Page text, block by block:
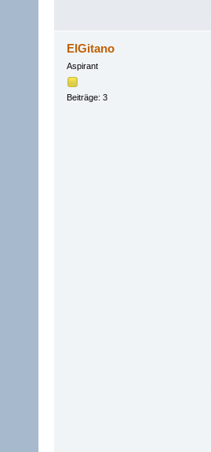
ElGitano
Aspirant
Beiträge: 3